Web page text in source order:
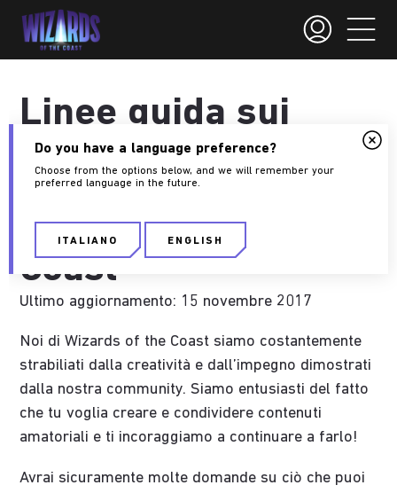
Linee guida sui
contenuti
amatoriali di
Wizards of the
Coast
Ultimo aggiornamento: 15 novembre 2017
Noi di Wizards of the Coast siamo costantemente
strabiliati dalla creatività e dall’impegno dimostrati
dalla nostra community. Siamo entusiasti del fatto
che tu voglia creare e condividere contenuti
amatoriali e ti incoraggiamo a continuare a farlo!
Avrai sicuramente molte domande su ciò che puoi
Do you have a language preference?
Choose from the options below, and we will remember your
preferred language in the future.
ITALIANO ENGLISH